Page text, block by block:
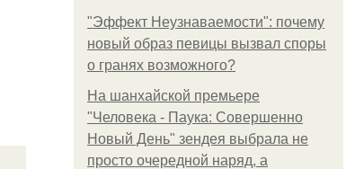
"Эффект Неузнаваемости": почему
новый образ певицы вызвал споры
о гранях возможного?
На шанхайской премьере
"Человека - Паука: Совершенно
Новый День" зендея выбрала не
просто очередной наряд, а